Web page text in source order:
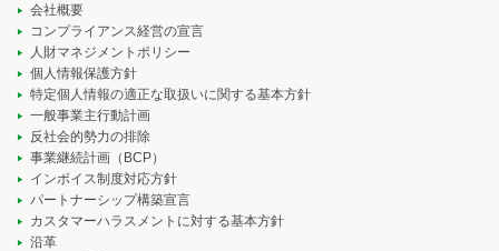
会社概要
コンプライアンス経営の宣言
人財マネジメントポリシー
個人情報保護方針
特定個人情報の適正な取扱いに関する基本方針
一般事業主行動計画
反社会的勢力の排除
事業継続計画（BCP）
インボイス制度対応方針
パートナーシップ構築宣言
カスタマーハラスメントに対する基本方針
沿革